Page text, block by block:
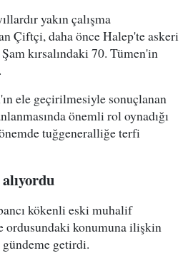
yakın çalışma
Çiftçi, daha önce Halep'te askeri
kırsalındaki 70. Tümen'in
ele geçirilmesiyle sonuçlanan
önemli rol oynadığı
tuğgeneralliğe terfi
kökenli eski muhalif
ordusundaki konumuna ilişkin
gündeme getirdi.